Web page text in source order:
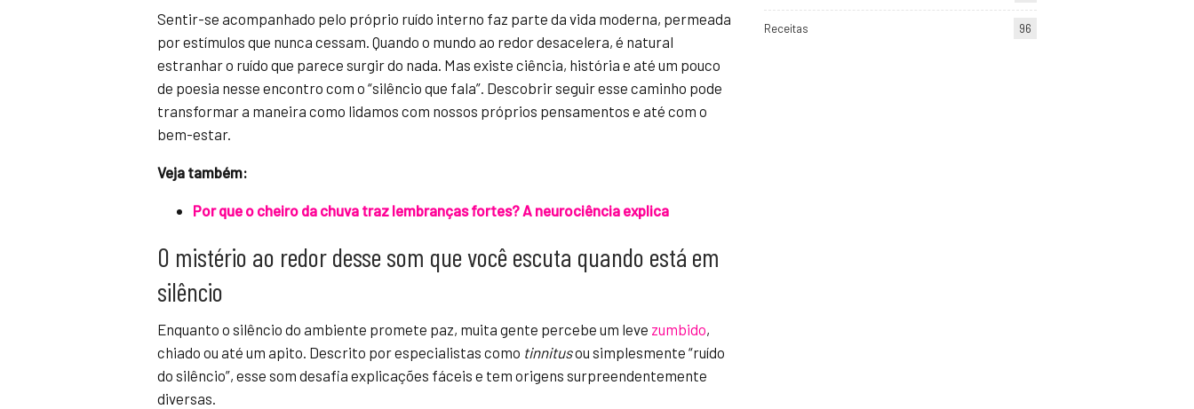
Sentir-se acompanhado pelo próprio ruído interno faz parte da vida moderna, permeada
por estímulos que nunca cessam. Quando o mundo ao redor desacelera, é natural
estranhar o ruído que parece surgir do nada. Mas existe ciência, história e até um pouco
de poesia nesse encontro com o “silêncio que fala”. Descobrir seguir esse caminho pode
transformar a maneira como lidamos com nossos próprios pensamentos e até com o
bem-estar.
Veja também:
Por que o cheiro da chuva traz lembranças fortes? A neurociência explica
O mistério ao redor desse som que você escuta quando está em
silêncio
Enquanto o silêncio do ambiente promete paz, muita gente percebe um leve zumbido,
chiado ou até um apito. Descrito por especialistas como tinnitusou simplesmente “ruído
do silêncio”, esse som desafia explicações fáceis e tem origens surpreendentemente
diversas.
Receitas 96